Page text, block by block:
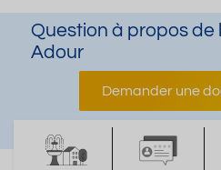
Question à propos de
Adour
Demander une